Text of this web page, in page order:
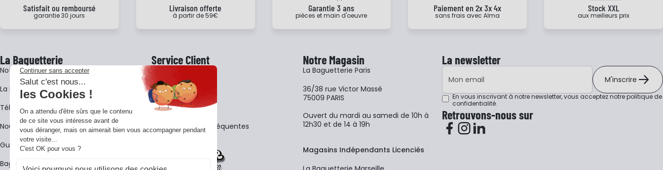
Satisfait ou remboursé
garantie 30 jours
Livraison offerte
à partir de 59€
Garantie 3 ans
pièces et main d'oeuvre
Paiement en 2x 3x 4x
sans frais avec Alma
Stock XXL
aux meilleurs prix
La Baguetterie
Notre histoire
La BagShow
​Télécharger le catalogue
Nous contacter
Guides La Baguetterie
Baguetterie Shop Online
Service Client
Garantie 3 ans
CGV
FAQ - Questions Fréquentes
Notre Magasin
La Baguetterie Paris
36/38 rue Victor Massé
75009 PARIS
Ouvert du mardi au samedi de 10h à
12h30 et de 14 à 19h
Magasins Indépendants Licenciés
La newsletter
Adresse e-mail
M'inscrire
En vous inscrivant à notre newsletter, vous acceptez notrepolitique de
confidentialité.
Retrouvons-nous sur